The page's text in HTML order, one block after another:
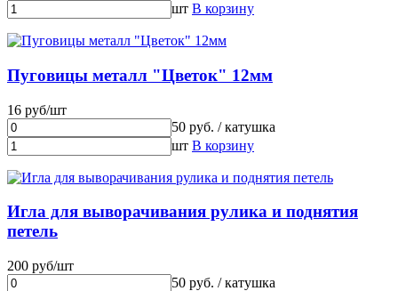
шт В корзину
Пуговицы металл "Цветок" 12мм
16 руб/шт
50 руб. / катушка
шт В корзину
Игла для выворачивания рулика и поднятия
петель
200 руб/шт
50 руб. / катушка